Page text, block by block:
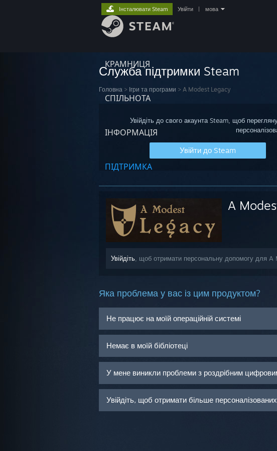
КРАМНИЦЯ
СПІЛЬНОТА
ІНФОРМАЦІЯ
ПІДТРИМКА
Інсталювати Steam Увійти мова
Служба підтримки Steam
Головна > Ігри та програми > A Modest Legacy
Увійдіть до свого акаунта Steam, щоб
Увійти до Steam
A
Увійдіть , щоб отримати персональну допомогу для
Яка проблема у вас із цим продуктом?
Не працює на моїй операційній системі
Немає в моїй бібліотеці
У мене виникли проблеми з роздрібним
Увійдіть, щоб отримати більше персоналізованих